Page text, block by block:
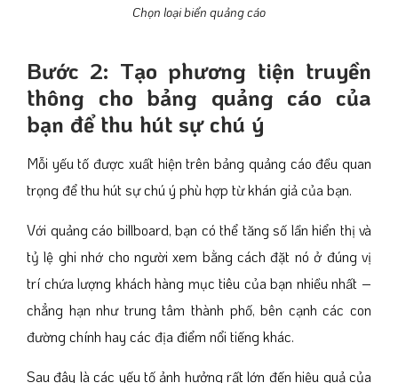
Chọn loại biển quảng cáo
Bước 2: Tạo phương tiện truyền
thông cho bảng quảng cáo của
bạn để thu hút sự chú ý
Mỗi yếu tố được xuất hiện trên bảng quảng cáo đều quan
trọng để thu hút sự chú ý phù hợp từ khán giả của bạn.
Với quảng cáo billboard, bạn có thể tăng số lần hiển thị và
tỷ lệ ghi nhớ cho người xem bằng cách đặt nó ở đúng vị
trí chứa lượng khách hàng mục tiêu của bạn nhiều nhất –
chẳng hạn như trung tâm thành phố, bên cạnh các con
đường chính hay các địa điểm nổi tiếng khác.
Sau đây là các yếu tố ảnh hưởng rất lớn đến hiệu quả của